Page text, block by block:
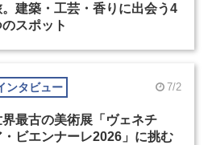
。建築・工芸・香りに出会う4
スポット
ンタビュー 7/2
界最古の美術展「ヴェネチ
・ビエンナーレ2026」に挑む